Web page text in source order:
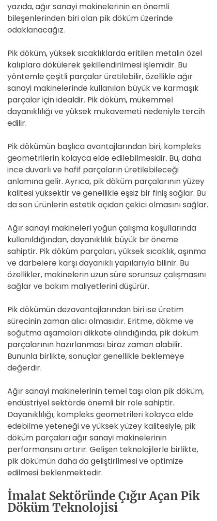
yazıda, ağır sanayi makinelerinin en önemli
bileşenlerinden biri olan pik döküm üzerinde
odaklanacağız.
Pik döküm, yüksek sıcaklıklarda eritilen metalin özel
kalıplara dökülerek şekillendirilmesi işlemidir. Bu
yöntemle çeşitli parçalar üretilebilir, özellikle ağır
sanayi makinelerinde kullanılan büyük ve karmaşık
parçalar için idealdir. Pik döküm, mükemmel
dayanıklılığı ve yüksek mukavemeti nedeniyle tercih
edilir.
Pik dökümün başlıca avantajlarından biri, kompleks
geometrilerin kolayca elde edilebilmesidir. Bu, daha
ince duvarlı ve hafif parçaların üretilebileceği
anlamına gelir. Ayrıca, pik döküm parçalarının yüzey
kalitesi yüksektir ve genellikle eşsiz bir finiş sağlar. Bu
da son ürünlerin estetik açıdan çekici olmasını sağlar.
Ağır sanayi makineleri yoğun çalışma koşullarında
kullanıldığından, dayanıklılık büyük bir öneme
sahiptir. Pik döküm parçaları, yüksek sıcaklık, aşınma
ve darbelere karşı dayanıklı yapılarıyla bilinir. Bu
özellikler, makinelerin uzun süre sorunsuz çalışmasını
sağlar ve bakım maliyetlerini düşürür.
Pik dökümün dezavantajlarından biri ise üretim
sürecinin zaman alıcı olmasıdır. Eritme, dökme ve
soğutma aşamaları dikkate alındığında, pik döküm
parçalarının hazırlanması biraz zaman alabilir.
Bununla birlikte, sonuçlar genellikle beklemeye
değerdir.
Ağır sanayi makinelerinin temel taşı olan pik döküm,
endüstriyel sektörde önemli bir role sahiptir.
Dayanıklılığı, kompleks geometrileri kolayca elde
edebilme yeteneği ve yüksek yüzey kalitesiyle, pik
döküm parçaları ağır sanayi makinelerinin
performansını artırır. Gelişen teknolojilerle birlikte,
pik dökümün daha da geliştirilmesi ve optimize
edilmesi beklenmektedir.
İmalat Sektöründe Çığır Açan Pik
Döküm Teknolojisi